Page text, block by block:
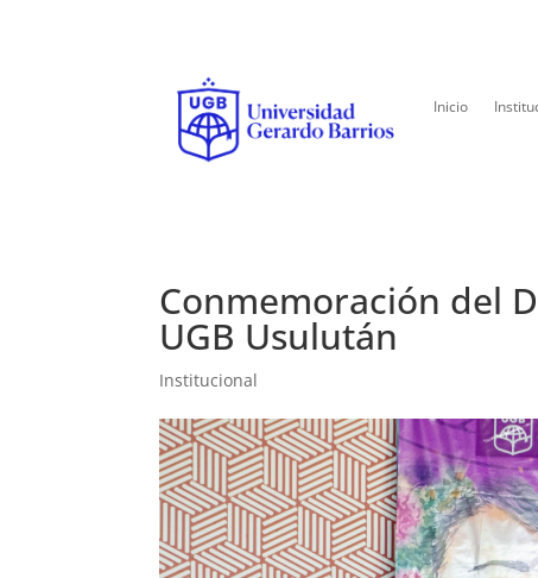
Inicio
Conmemoración del
UGB Usulután
Institucional